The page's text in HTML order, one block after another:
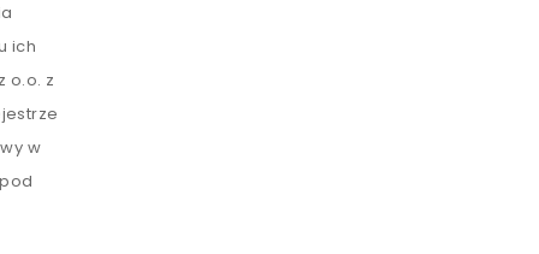
ich
o.o. z
w